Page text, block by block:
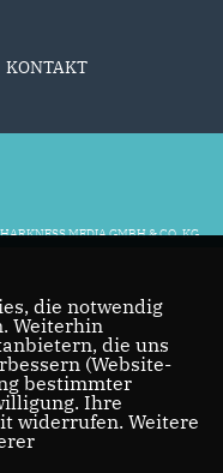
KONTAKT
MEDIA GMBH & CO. KG
die notwendig
Weiterhin
die uns
(Website-
bestimmter
Ihre
widerrufen. Weitere